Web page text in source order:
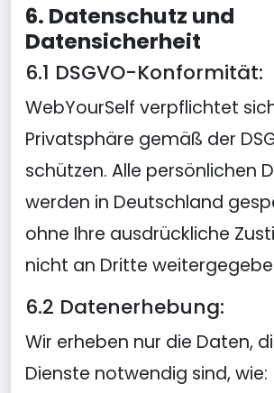
6. Datenschutz und
Datensicherheit
6.1 DSGVO-Konformität:
WebYourSelf verpflichtet
Privatsphäre gemäß der
schützen. Alle persönlichen
werden in Deutschland
ohne Ihre ausdrückliche
nicht an Dritte
6.2 Datenerhebung:
Wir erheben nur die Daten,
Dienste notwendig sind, wie: